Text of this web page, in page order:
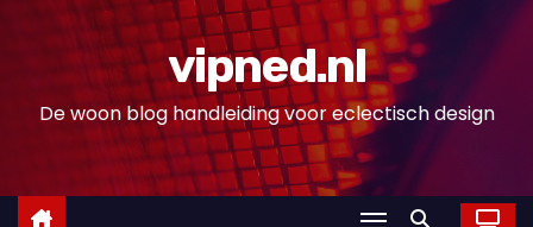
vipned.nl
De woon blog handleiding voor eclectisch design